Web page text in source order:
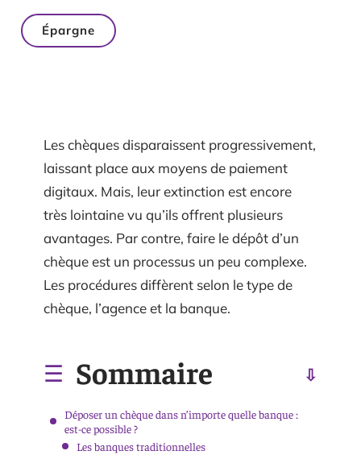
Épargne
Les chèques disparaissent progressivement,
laissant place aux moyens de paiement
digitaux. Mais, leur extinction est encore
très lointaine vu qu’ils offrent plusieurs
avantages. Par contre, faire le dépôt d’un
chèque est un processus un peu complexe.
Les procédures diffèrent selon le type de
chèque, l’agence et la banque.
Sommaire
Déposer un chèque dans n’importe quelle banque :
est-ce possible ?
Les banques traditionnelles